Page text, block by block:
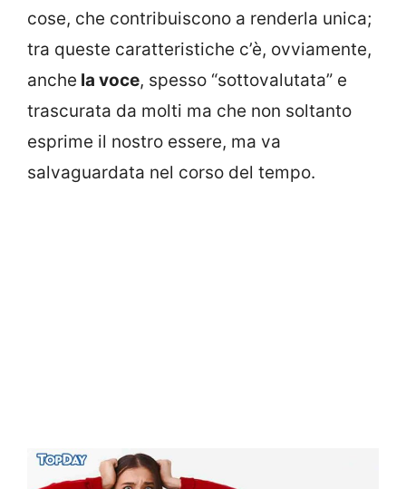
cose, che contribuiscono a renderla unica;
tra queste caratteristiche c’è, ovviamente,
anche la voce, spesso “sottovalutata” e
trascurata da molti ma che non soltanto
esprime il nostro essere, ma va
salvaguardata nel corso del tempo.